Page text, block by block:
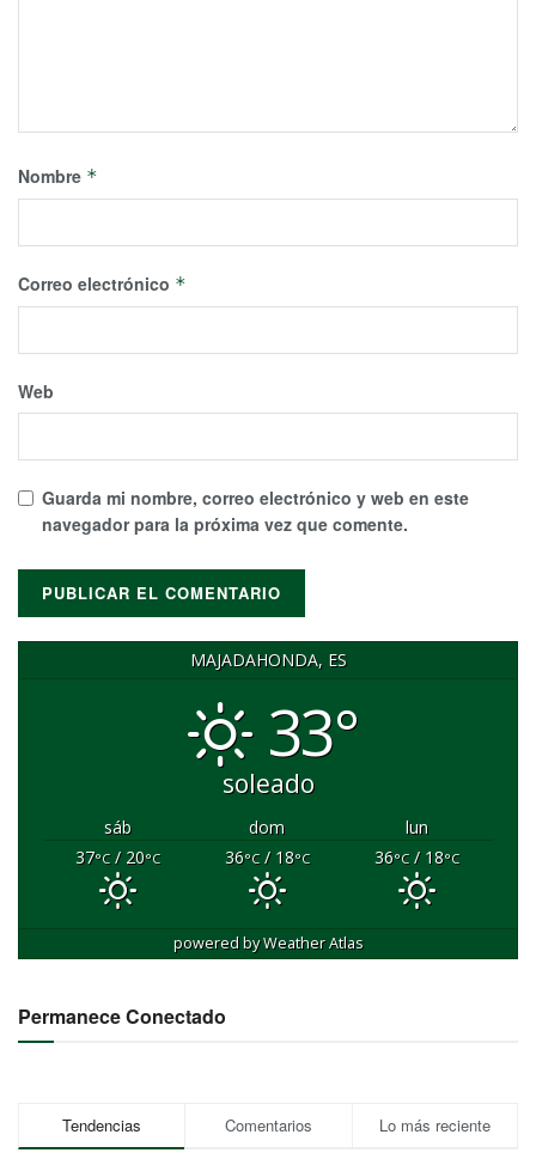
Nombre *
Correo electrónico *
Web
Guarda mi nombre, correo electrónico y web en este
navegador para la próxima vez que comente.
MAJADAHONDA, ES
33°
soleado
sáb dom
lun
37°C/ 20°C 36°C/ 18°C 36°C/ 18°C
powered byWeather Atlas
Permanece Conectado
Tendencias Comentarios Lo más reciente